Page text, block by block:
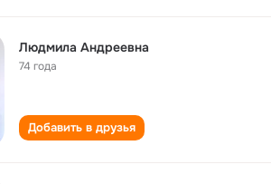
Людмила Андреевна
74 года
Добавить в друзья